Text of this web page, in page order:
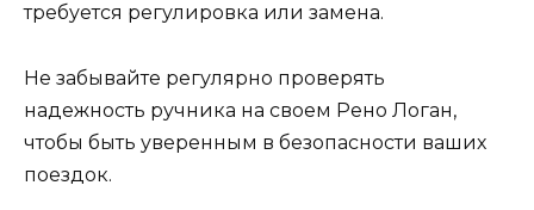
требуется регулировка или замена.
Не забывайте регулярно проверять
надежность ручника на своем Рено Логан,
чтобы быть уверенным в безопасности ваших
поездок.